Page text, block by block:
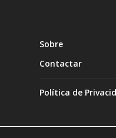
Sobre
Contactar
Política de